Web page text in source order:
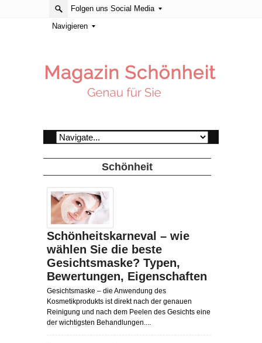
Folgen uns Social Media
Navigieren
Schönheit
Schönheitskarneval – wie
wählen Sie die beste
Gesichtsmaske? Typen,
Bewertungen, Eigenschaften
Gesichtsmaske – die Anwendung des
Kosmetikprodukts ist direkt nach der genauen
Reinigung und nach dem Peelen des Gesichts eine
der wichtigsten Behandlungen....